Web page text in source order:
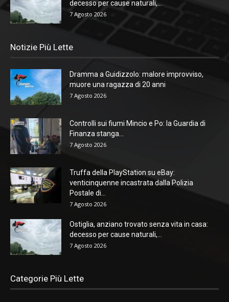
decesso per cause naturali,...
7 Agosto 2026
Notizie Più Lette
Dramma a Guidizzolo: malore improvviso,
muore una ragazza di 20 anni
7 Agosto 2026
Controlli sui fiumi Mincio e Po: la Guardia di
Finanza stanga...
7 Agosto 2026
Truffa della PlayStation su eBay:
venticinquenne incastrata dalla Polizia
Postale di...
7 Agosto 2026
Ostiglia, anziano trovato senza vita in casa:
decesso per cause naturali,...
7 Agosto 2026
Categorie Più Lette